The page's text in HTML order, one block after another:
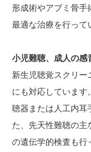
形成術やアブミ骨手
最適な治療を行って
小児難聴、成人の感
新生児聴覚スクリ
にも対応していま
聴器または人工内耳
た、先天性難聴の
の遺伝学的検査も行